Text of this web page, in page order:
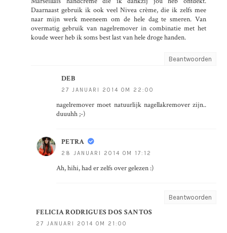
Daarnaast gebruik ik ook veel Nivea crème, die ik zelfs mee
naar mijn werk meeneem om de hele dag te smeren. Van
overmatig gebruik van nagelremover in combinatie met het
koude weer heb ik soms best last van hele droge handen.
Beantwoorden
DEB
27 JANUARI 2014 OM 22:00
nagelremover moet natuurlijk nagellakremover zijn..
duuuhh ;-)
PETRA
28 JANUARI 2014 OM 17:12
Ah, hihi, had er zelfs over gelezen :)
Beantwoorden
FELICIA RODRIGUES DOS SANTOS
27 JANUARI 2014 OM 21:00